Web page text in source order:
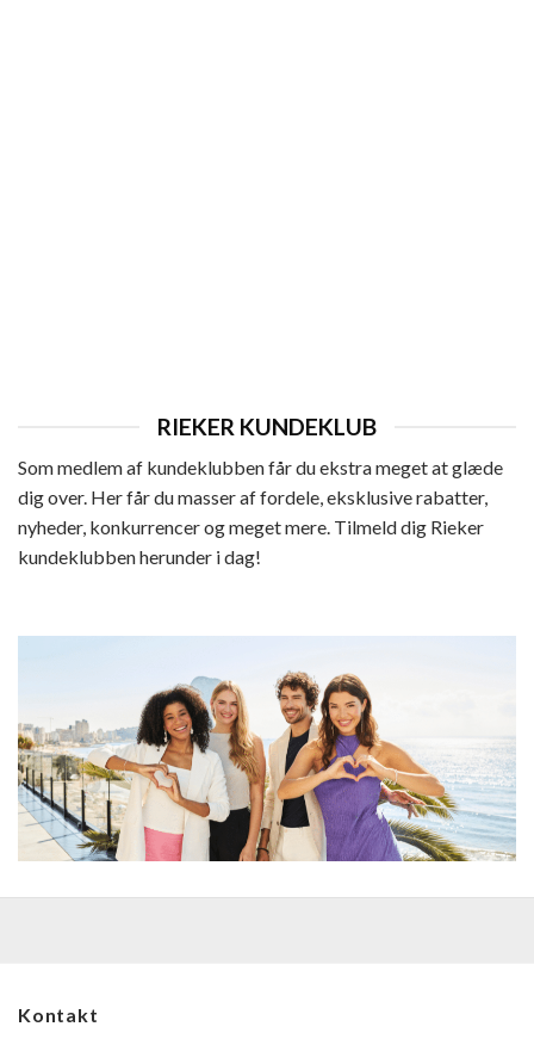
RIEKER KUNDEKLUB
Som medlem af kundeklubben får du ekstra meget at glæde
dig over. Her får du masser af fordele, eksklusive rabatter,
nyheder, konkurrencer og meget mere. Tilmeld dig Rieker
kundeklubben herunder i dag!
Kontakt